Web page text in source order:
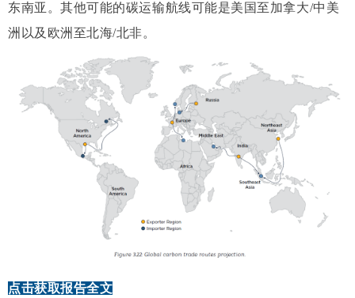
东南亚。其他可能的碳运输航线可能是美国至加拿大/中美
洲以及欧洲至北海/北非。
点击获取报告全文